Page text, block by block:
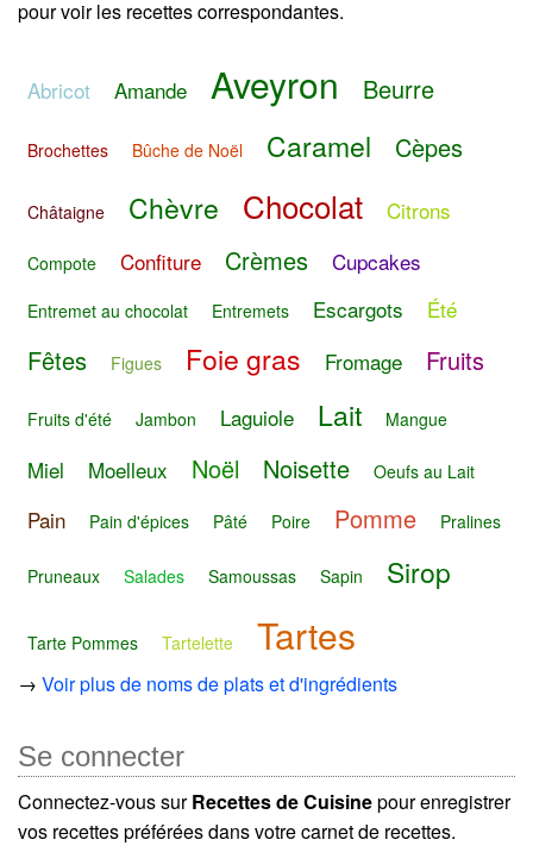
pour voir les recettes correspondantes.
Abricot Amande Aveyron Beurre
Brochettes Bûche de Noël Caramel Cèpes
Châtaigne Chèvre Chocolat Citrons
Compote Confiture Crèmes Cupcakes
Entremet au chocolat Entremets Escargots Été
Fêtes Figues Foie gras Fromage Fruits
Fruits d'été Jambon Laguiole Lait Mangue
Miel Moelleux Noël Noisette Oeufs au Lait
Pain Pain d'épices Pâté Poire Pomme Pralines
Pruneaux Salades Samoussas Sapin Sirop
Tarte Pommes Tartelette Tartes
→ Voir plus de noms de plats et d'ingrédients
Se connecter
Connectez-vous surRecettes de Cuisinepour enregistrer
vos recettes préférées dans votre carnet de recettes.